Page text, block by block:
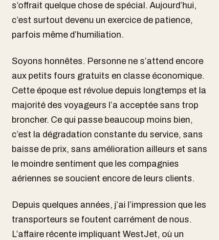
s’offrait quelque chose de spécial. Aujourd’hui,
c’est surtout devenu un exercice de patience,
parfois même d’humiliation.
Soyons honnêtes. Personne ne s’attend encore
aux petits fours gratuits en classe économique.
Cette époque est révolue depuis longtemps et la
majorité des voyageurs l’a acceptée sans trop
broncher. Ce qui passe beaucoup moins bien,
c’est la dégradation constante du service, sans
baisse de prix, sans amélioration ailleurs et sans
le moindre sentiment que les compagnies
aériennes se soucient encore de leurs clients.
Depuis quelques années, j’ai l’impression que les
transporteurs se foutent carrément de nous.
L’affaire récente impliquant WestJet, où un